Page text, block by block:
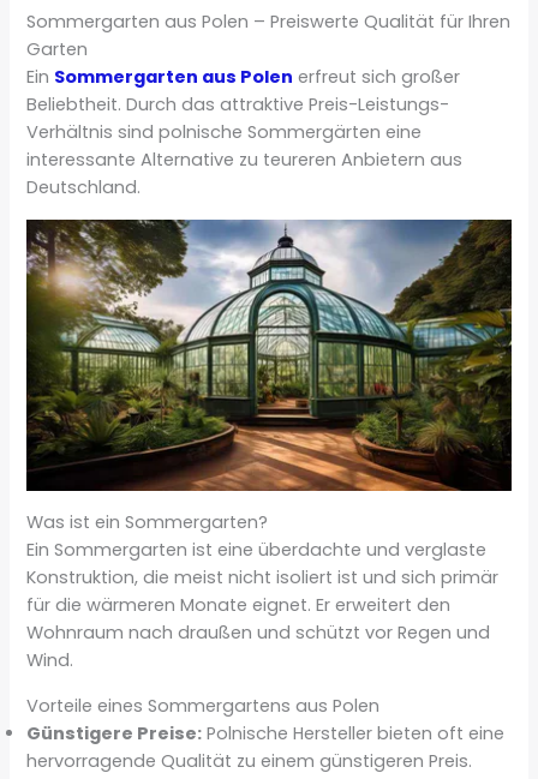
Sommergarten aus Polen – Preiswerte Qualität für Ihren
Garten
Ein Sommergarten aus Polen erfreut sich großer
Beliebtheit. Durch das attraktive Preis-Leistungs-
Verhältnis sind polnische Sommergärten eine
interessante Alternative zu teureren Anbietern aus
Deutschland.
Was ist ein Sommergarten?
Ein Sommergarten ist eine überdachte und verglaste
Konstruktion, die meist nicht isoliert ist und sich primär
für die wärmeren Monate eignet. Er erweitert den
Wohnraum nach draußen und schützt vor Regen und
Wind.
Vorteile eines Sommergartens aus Polen
Günstigere Preise: Polnische Hersteller bieten oft eine
hervorragende Qualität zu einem günstigeren Preis.